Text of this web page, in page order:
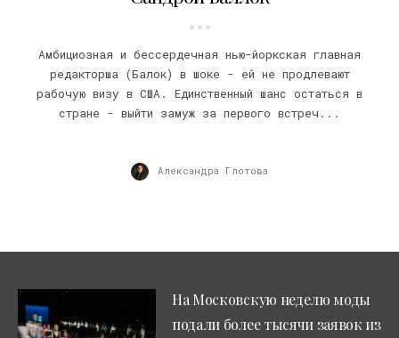
Амбициозная и бессердечная нью-йоркская главная
редакторша (Балок) в шоке - ей не продлевают
рабочую визу в США. Единственный шанс остаться в
стране - выйти замуж за первого встреч...
Александра Глотова
На Московскую неделю моды
подали более тысячи заявок из